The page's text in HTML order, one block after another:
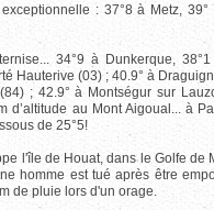
: 37°8 à Metz,
34°9 à Dunkerque,
Hauterive (03) ; 40.9° à
; 42.9° à Montségur sur
d’altitude au Mont Aigoual... à
de 25°5!
l'île de Houat, dans le Golfe de
homme est tué après être
de pluie lors d'un orage.